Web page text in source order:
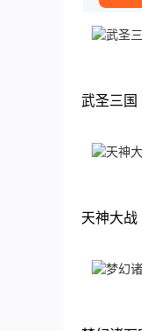
武圣三国
下载
天神大战
下载